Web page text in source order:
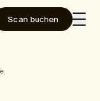
Scan buchen